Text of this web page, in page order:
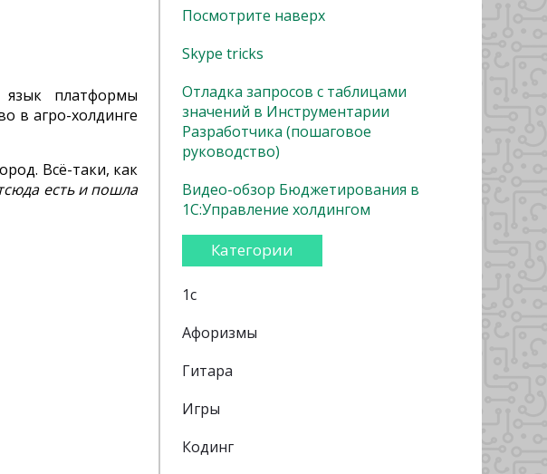
платформы
в агро-холдинге
Всё-таки, как
есть и пошла
Посмотрите наверх
Skype tricks
Отладка запросов с таблицами
значений в Инструментарии
Разработчика (пошаговое
руководство)
Видео-обзор Бюджетирования в
1С:Управление холдингом
Категории
1с
Афоризмы
Гитара
Игры
Кодинг